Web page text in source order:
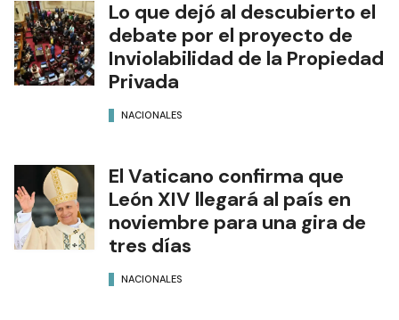
Lo que dejó al descubierto el
debate por el proyecto de
Inviolabilidad de la Propiedad
Privada
NACIONALES
El Vaticano confirma que
León XIV llegará al país en
noviembre para una gira de
tres días
NACIONALES